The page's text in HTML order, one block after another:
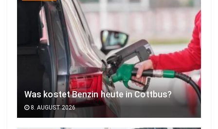
Was kostet Benzin heute in Cottbus?
8. AUGUST 2026